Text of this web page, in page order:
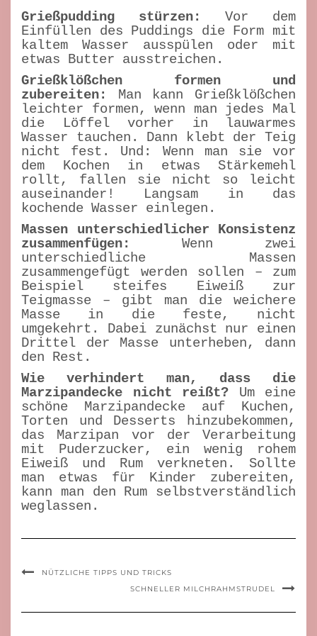
Grießpudding stürzen: Vor dem
Einfüllen des Puddings die Form mit
kaltem Wasser ausspülen oder mit
etwas Butter ausstreichen.
Grießklößchen formen und
zubereiten:
Man kann Grießklößchen
leichter formen, wenn man jedes Mal
die Löffel vorher in lauwarmes
Wasser tauchen. Dann klebt der Teig
nicht fest. Und: Wenn man sie vor
dem Kochen in etwas Stärkemehl
rollt, fallen sie nicht so leicht
auseinander! Langsam in das
kochende Wasser einlegen.
Massen unterschiedlicher Konsistenz
zusammenfügen: Wenn zwei
unterschiedliche Massen
zusammengefügt werden sollen – zum
Beispiel steifes Eiweiß zur
Teigmasse – gibt man die weichere
Masse in die feste, nicht
umgekehrt. Dabei zunächst nur einen
Drittel der Masse unterheben, dann
den Rest.
Wie verhindert man, dass die
Marzipandecke nicht reißt? Um eine
schöne Marzipandecke auf Kuchen,
Torten und Desserts hinzubekommen,
das Marzipan vor der Verarbeitung
mit Puderzucker, ein wenig rohem
Eiweiß und Rum verkneten. Sollte
man etwas für Kinder zubereiten,
kann man den Rum selbstverständlich
weglassen.
NÜTZLICHE TIPPS UND TRICKS
SCHNELLER MILCHRAHMSTRUDEL